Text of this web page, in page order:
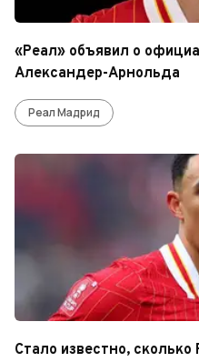
«Реал» объявил о
Александер-Арнольда
Реал Мадрид
Стало известно,